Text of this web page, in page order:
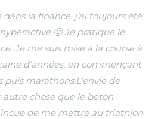
dans la finance. j’ai toujours été
🙂 Je pratique le
Je me suis mise à la course à
d’années, en commençant
marathons.L’envie de
chose que le béton
de me mettre au triathlon